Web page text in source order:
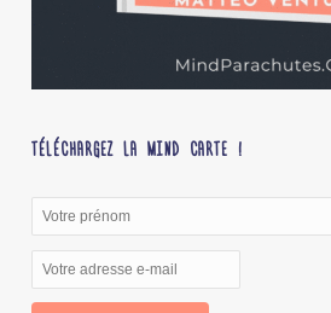
TÉLÉCHARGEZ LA MIND CARTE !